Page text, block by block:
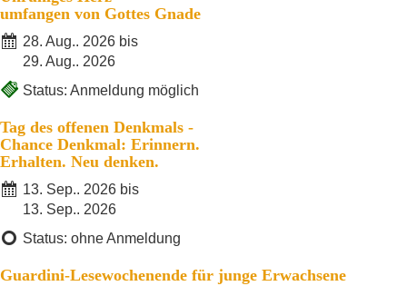
umfangen von Gottes Gnade
28. Aug.. 2026 bis
29. Aug.. 2026
Status: Anmeldung möglich
Tag des offenen Denkmals -
Chance Denkmal: Erinnern.
Erhalten. Neu denken.
13. Sep.. 2026 bis
13. Sep.. 2026
Status: ohne Anmeldung
Guardini-Lesewochenende für junge Erwachsene